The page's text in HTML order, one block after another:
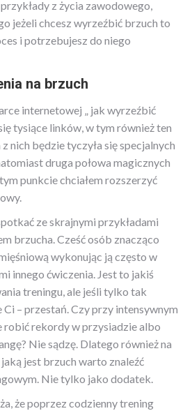
z życia zawodowego,
jeżeli chcesz wyrzeźbić brzuch to
i potrzebujesz do niego
na brzuch
internetowej „ jak wyrzeźbić
tysiące linków, w tym również ten
nich będzie tyczyła się specjalnych
druga połowa magicznych
punkcie chciałem rozszerzyć
ze skrajnymi przykładami
brzucha. Cześć osób znacząco
wykonując ją często w
innego ćwiczenia. Jest to jakiś
treningu, ale jeśli tylko tak
– przestań. Czy przy intensywnym
robić rekordy w przysiadzie albo
Nie sądzę. Dlatego również na
jest brzuch warto znaleźć
Nie tylko jako dodatek.
że poprzez codzienny trening